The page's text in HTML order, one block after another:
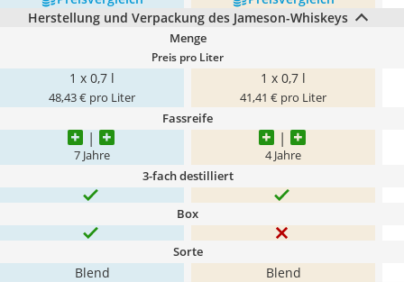
Herstellung und Verpackung des Jameson-Whiskeys
Menge
Preis pro Liter
1 x 0,7 l
48,43 € pro Liter
1 x 0,7 l
41,41 € pro Liter
Fassreife
7 Jahre 4 Jahre
3-fach destilliert
Box
Sorte
Blend
Blend